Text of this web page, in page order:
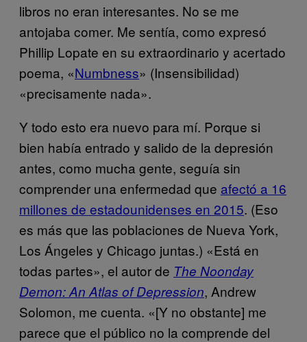
libros no eran interesantes. No se me
antojaba comer. Me sentía, como expresó
Phillip Lopate en su extraordinario y acertado
poema, «Numbness» (Insensibilidad)
«precisamente nada».
Y todo esto era nuevo para mí. Porque si
bien había entrado y salido de la depresión
antes, como mucha gente, seguía sin
comprender una enfermedad que afectó a 16
millones de estadounidenses en 2015. (Eso
es más que las poblaciones de Nueva York,
Los Ángeles y Chicago juntas.) «Está en
todas partes», el autor de The Noonday
Demon: An Atlas of Depression, Andrew
Solomon, me cuenta. «[Y no obstante] me
parece que el público no la comprende del